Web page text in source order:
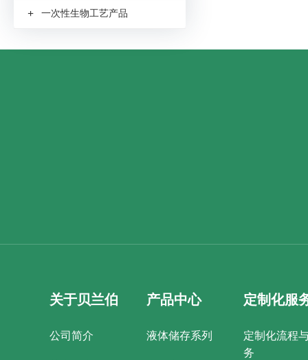
+ 一次性生物工艺产品
关于贝兰伯
公司简介
产品中心
液体储存系列
定制化服
定制化流程
务